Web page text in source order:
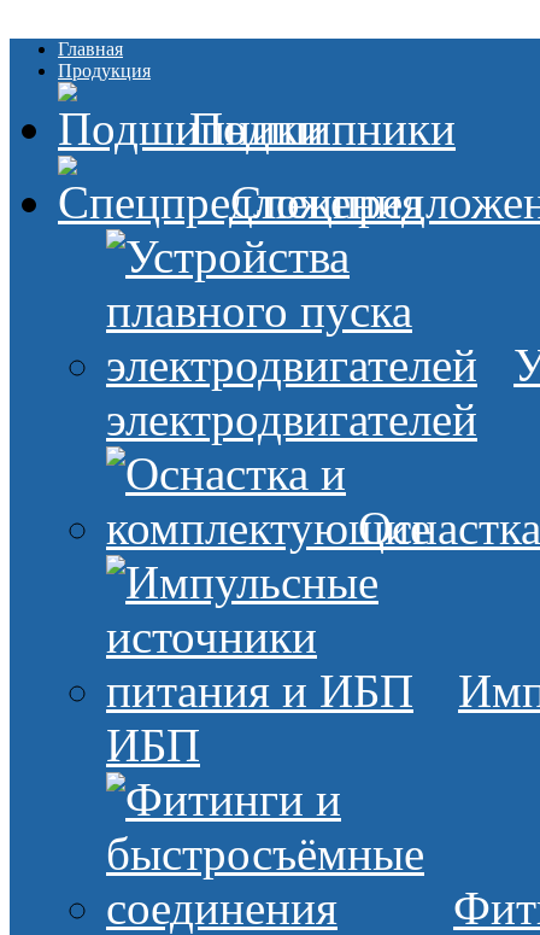
Главная
Продукция
Подшипники
электродвигателей
ИБП